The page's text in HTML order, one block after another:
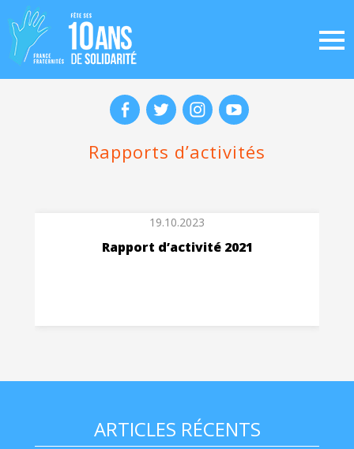
Rapports d’activités
19.10.2023
Rapport d’activité 2021
ARTICLES RÉCENTS